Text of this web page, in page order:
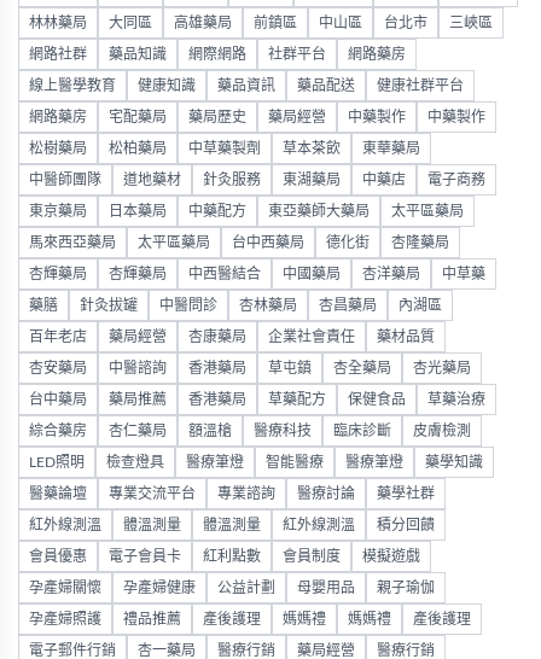
林林藥局 大同區 高雄藥局 前鎮區 中山區 台北市 三峽區
網路社群 藥品知識 網際網路 社群平台 網路藥房
線上醫學教育 健康知識 藥品資訊 藥品配送 健康社群平台
網路藥房 宅配藥局 藥局歷史 藥局經營 中藥製作 中藥製作
松樹藥局 松柏藥局 中草藥製劑 草本茶飲 東華藥局
中醫師團隊 道地藥材 針灸服務 東湖藥局 中藥店 電子商務
東京藥局 日本藥局 中藥配方 東亞藥師大藥局 太平區藥局
馬來西亞藥局 太平區藥局 台中西藥局 德化街 杏隆藥局
杏輝藥局 杏輝藥局 中西醫結合 中國藥局 杏洋藥局 中草藥
藥膳 針灸拔罐 中醫問診 杏林藥局 杏昌藥局 內湖區
百年老店 藥局經營 杏康藥局 企業社會責任 藥材品質
杏安藥局 中醫諮詢 香港藥局 草屯鎮 杏全藥局 杏光藥局
台中藥局 藥局推薦 香港藥局 草藥配方 保健食品 草藥治療
綜合藥房 杏仁藥局 額溫槍 醫療科技 臨床診斷 皮膚檢測
LED照明 檢查燈具 醫療筆燈 智能醫療 醫療筆燈 藥學知識
醫藥論壇 專業交流平台 專業諮詢 醫療討論 藥學社群
紅外線測溫 體溫測量 體溫測量 紅外線測溫 積分回饋
會員優惠 電子會員卡 紅利點數 會員制度 模擬遊戲
孕產婦關懷 孕產婦健康 公益計劃 母嬰用品 親子瑜伽
孕產婦照護 禮品推薦 產後護理 媽媽禮 媽媽禮 產後護理
電子郵件行銷 杏一藥局 醫療行銷 藥局經營 醫療行銷